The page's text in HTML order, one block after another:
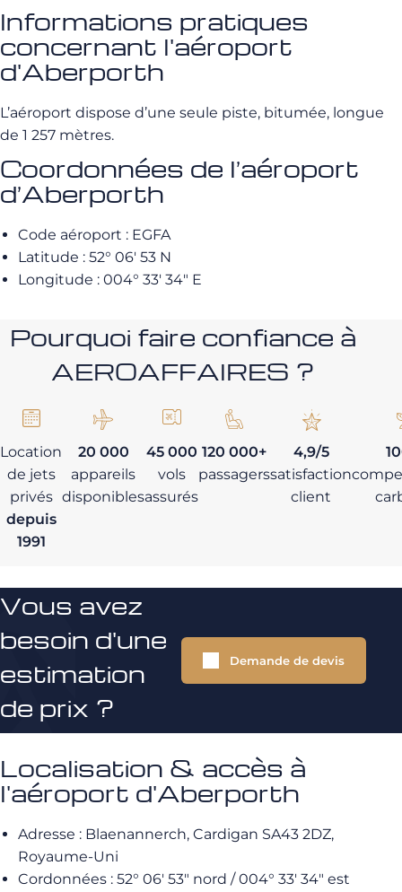
Informations pratiques
concernant l'aéroport
d'Aberporth
L’aéroport dispose d’une seule piste, bitumée, longue
de 1 257 mètres.
Coordonnées de l’aéroport
d’Aberporth
Code aéroport : EGFA
Latitude : 52° 06′ 53 N
Longitude : 004° 33′ 34″ E
Pourquoi faire confiance à
AEROAFFAIRES ?
Location
de jets
privés
depuis
1991
20 000
appareils
disponibles
45 000
vols
assurés
120 000+
passagers
4,9/5
satisfaction
client
Vous avez
besoin d'une
estimation
de prix ?
Demande de devis
Localisation & accès à
l'aéroport d'Aberporth
Adresse : Blaenannerch, Cardigan SA43 2DZ,
Royaume-Uni
Cordonnées : 52° 06′ 53″ nord /004° 33′ 34″ est